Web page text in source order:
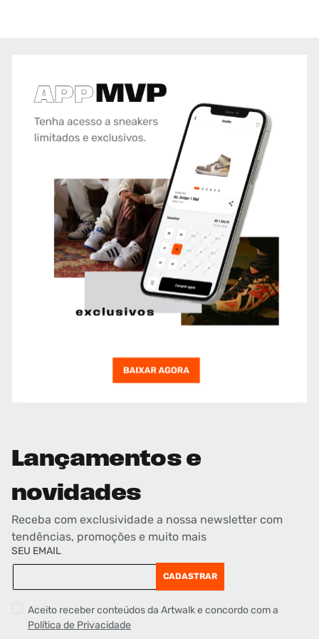
Lançamentos e
novidades
Receba com exclusividade a nossa newsletter com
tendências, promoções e muito mais
SEU EMAIL
CADASTRAR
Aceito receber conteúdos da Artwalk e concordo com a
Política de Privacidade